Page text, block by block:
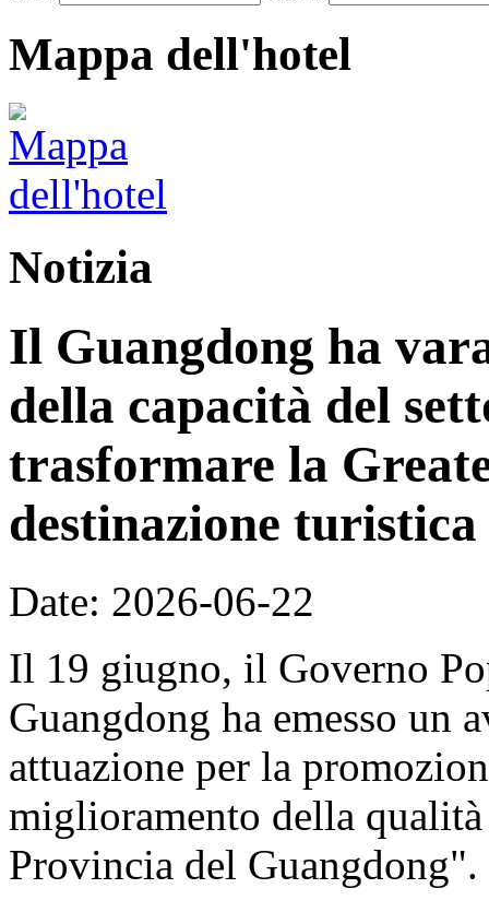
Mappa dell'hotel
Notizia
Il Guangdong ha
della capacità del
trasformare la
destinazione
Date: 2026-06-22
Il 19 giugno, il Governo
Guangdong ha emesso un
attuazione per la
miglioramento della
Provincia del Guangdong".